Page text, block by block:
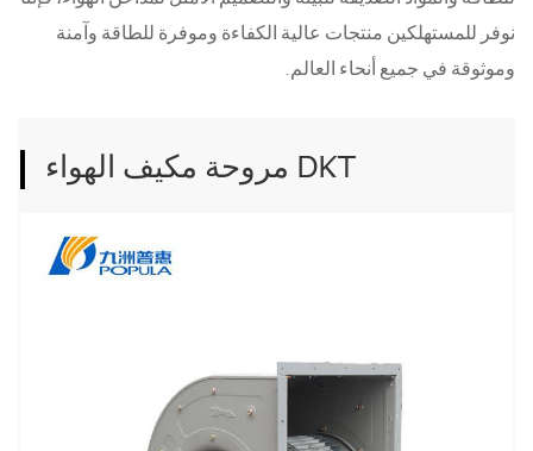
نوفر للمستهلكين منتجات عالية الكفاءة وموفرة للطاقة وآمنة
وموثوقة في جميع أنحاء العالم.
مروحة مكيف الهواء DKT